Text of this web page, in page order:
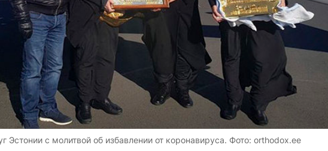
Эстонии с молитвой об избавлении от коронавируса. Фото: orthodox.ee